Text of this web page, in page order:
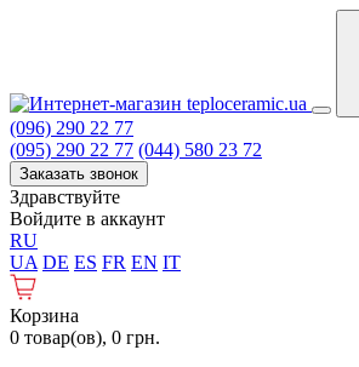
(096) 290 22 77
(095) 290 22 77 (044) 580 23 72
Заказать звонок
Здравствуйте
Войдите в аккаунт
RU
UA DE ES FR EN IT
Корзина
0 товар(ов), 0 грн.